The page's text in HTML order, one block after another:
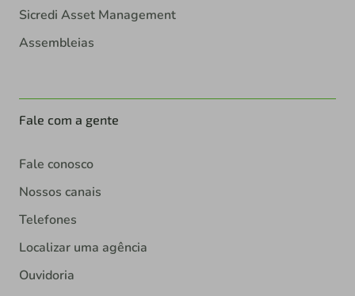
Sicredi Asset Management
Assembleias
Fale com a gente
Fale conosco
Nossos canais
Telefones
Localizar uma agência
Ouvidoria